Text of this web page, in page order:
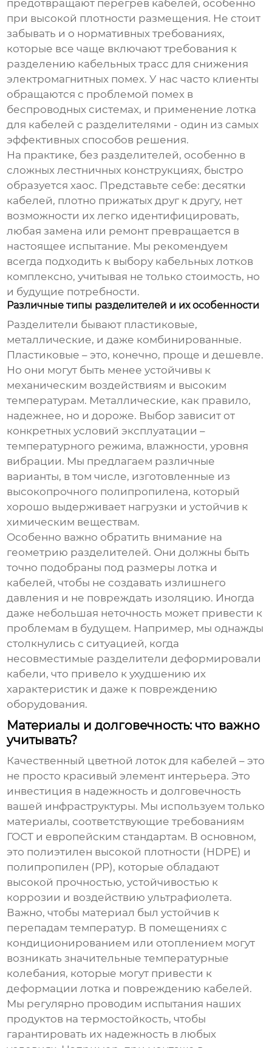
предотвращают перегрев кабелей, особенно
при высокой плотности размещения. Не стоит
забывать и о нормативных требованиях,
которые все чаще включают требования к
разделению кабельных трасс для снижения
электромагнитных помех. У нас часто клиенты
обращаются с проблемой помех в
беспроводных системах, и применение лотка
для кабелей с разделителями - один из самых
эффективных способов решения.
На практике, без разделителей, особенно в
сложных лестничных конструкциях, быстро
образуется хаос. Представьте себе: десятки
кабелей, плотно прижатых друг к другу, нет
возможности их легко идентифицировать,
любая замена или ремонт превращается в
настоящее испытание. Мы рекомендуем
всегда подходить к выбору кабельных лотков
комплексно, учитывая не только стоимость, но
и будущие потребности.
Различные типы разделителей и их особенности
Разделители бывают пластиковые,
металлические, и даже комбинированные.
Пластиковые – это, конечно, проще и дешевле.
Но они могут быть менее устойчивы к
механическим воздействиям и высоким
температурам. Металлические, как правило,
надежнее, но и дороже. Выбор зависит от
конкретных условий эксплуатации –
температурного режима, влажности, уровня
вибрации. Мы предлагаем различные
варианты, в том числе, изготовленные из
высокопрочного полипропилена, который
хорошо выдерживает нагрузки и устойчив к
химическим веществам.
Особенно важно обратить внимание на
геометрию разделителей. Они должны быть
точно подобраны под размеры лотка и
кабелей, чтобы не создавать излишнего
давления и не повреждать изоляцию. Иногда
даже небольшая неточность может привести к
проблемам в будущем. Например, мы однажды
столкнулись с ситуацией, когда
несовместимые разделители деформировали
кабели, что привело к ухудшению их
характеристик и даже к повреждению
оборудования.
Материалы и долговечность: что важно
учитывать?
Качественный цветной лоток для кабелей – это
не просто красивый элемент интерьера. Это
инвестиция в надежность и долговечность
вашей инфраструктуры. Мы используем только
материалы, соответствующие требованиям
ГОСТ и европейским стандартам. В основном,
это полиэтилен высокой плотности (HDPE) и
полипропилен (PP), которые обладают
высокой прочностью, устойчивостью к
коррозии и воздействию ультрафиолета.
Важно, чтобы материал был устойчив к
перепадам температур. В помещениях с
кондиционированием или отоплением могут
возникать значительные температурные
колебания, которые могут привести к
деформации лотка и повреждению кабелей.
Мы регулярно проводим испытания наших
продуктов на термостойкость, чтобы
гарантировать их надежность в любых